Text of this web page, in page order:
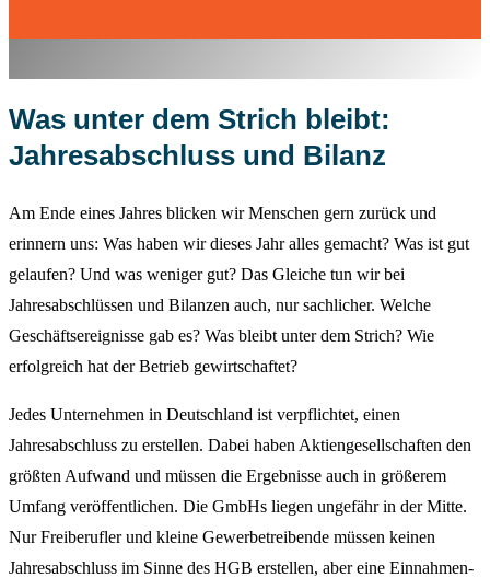
Was unter dem Strich bleibt:
Jahresabschluss und Bilanz
Am Ende eines Jahres blicken wir Menschen gern zurück und
erinnern uns: Was haben wir dieses Jahr alles gemacht? Was ist gut
gelaufen? Und was weniger gut? Das Gleiche tun wir bei
Jahresabschlüssen und Bilanzen auch, nur sachlicher. Welche
Geschäftsereignisse gab es? Was bleibt unter dem Strich? Wie
erfolgreich hat der Betrieb gewirtschaftet?
Jedes Unternehmen in Deutschland ist verpflichtet, einen
Jahresabschluss zu erstellen. Dabei haben Aktiengesellschaften den
größten Aufwand und müssen die Ergebnisse auch in größerem
Umfang veröffentlichen. Die GmbHs liegen ungefähr in der Mitte.
Nur Freiberufler und kleine Gewerbetreibende müssen keinen
Jahresabschluss im Sinne des HGB erstellen, aber eine Einnahmen-